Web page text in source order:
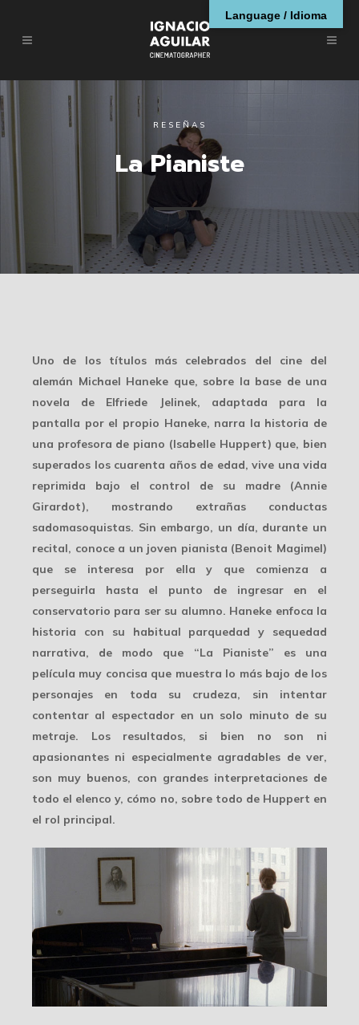
RESEÑAS
La Pianiste
Uno de los títulos más celebrados del cine del
alemán Michael Haneke que, sobre la base de una
novela de Elfriede Jelinek, adaptada para la
pantalla por el propio Haneke, narra la historia de
una profesora de piano (Isabelle Huppert) que, bien
superados los cuarenta años de edad, vive una vida
reprimida bajo el control de su madre (Annie
Girardot), mostrando extrañas conductas
sadomasoquistas. Sin embargo, un día, durante un
recital, conoce a un joven pianista (Benoit Magimel)
que se interesa por ella y que comienza a
perseguirla hasta el punto de ingresar en el
conservatorio para ser su alumno. Haneke enfoca la
historia con su habitual parquedad y sequedad
narrativa, de modo que “La Pianiste” es una
película muy concisa que muestra lo más bajo de los
personajes en toda su crudeza, sin intentar
contentar al espectador en un solo minuto de su
metraje. Los resultados, si bien no son ni
apasionantes ni especialmente agradables de ver,
son muy buenos, con grandes interpretaciones de
todo el elenco y, cómo no, sobre todo de Huppert en
el rol principal.
Language / Idioma